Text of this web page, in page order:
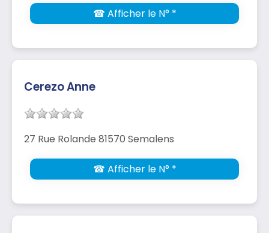
☎ Afficher le N° *
Cerezo Anne
27 Rue Rolande 81570 Semalens
☎ Afficher le N° *